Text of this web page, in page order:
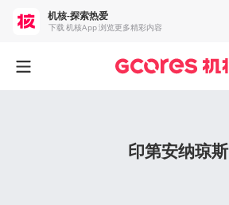
印第安纳琼斯
机核-探索热爱
下载 机核App 浏览更多精彩内容